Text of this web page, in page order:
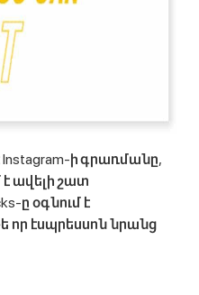
Instagram-ի գրառմանը,
ավելի շատ
ը օգնում է
որ էսպրեսսոն նրանց